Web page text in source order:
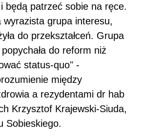
będą patrzeć sobie na ręce.
wyrazista grupa interesu,
do przekształceń. Grupa
do reform niż
status-quo" -
między
a rezydentami dr hab
Krzysztof Krajewski-Siuda,
Sobieskiego.